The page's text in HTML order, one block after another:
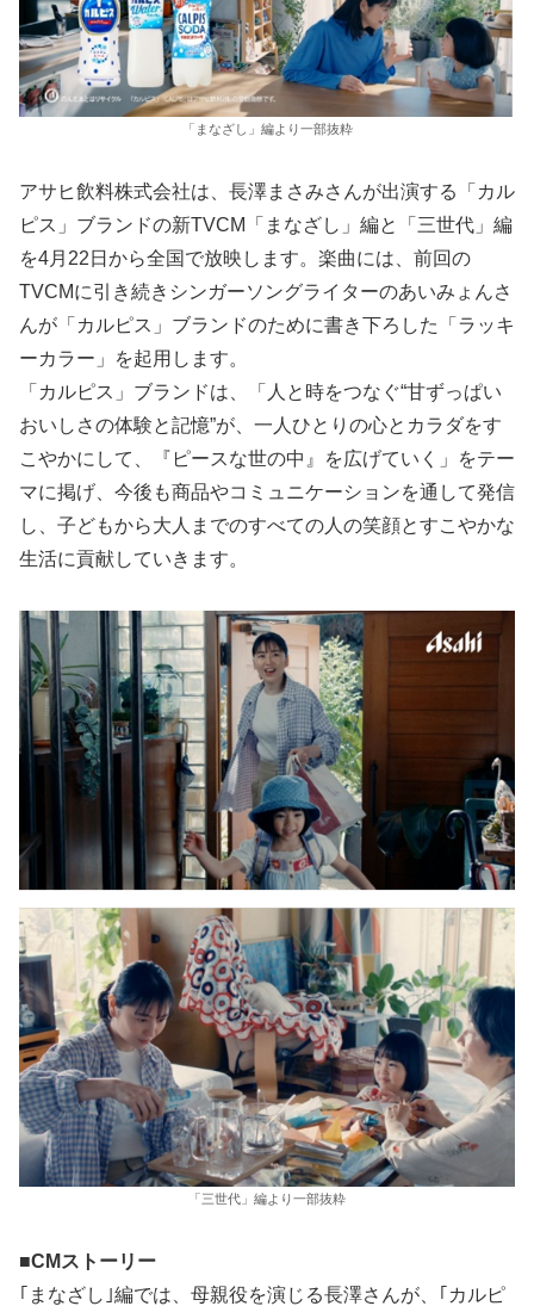
「まなざし」編より一部抜粋
アサヒ飲料株式会社は、長澤まさみさんが出演する「カル
ピス」ブランドの新TVCM「まなざし」編と「三世代」編
を4月22日から全国で放映します。楽曲には、前回の
TVCMに引き続きシンガーソングライターのあいみょんさ
んが「カルピス」ブランドのために書き下ろした「ラッキ
ーカラー」を起用します。
「カルピス」ブランドは、「人と時をつなぐ“甘ずっぱい
おいしさの体験と記憶”が、一人ひとりの心とカラダをす
こやかにして、『ピースな世の中』を広げていく」をテー
マに掲げ、今後も商品やコミュニケーションを通して発信
し、子どもから大人までのすべての人の笑顔とすこやかな
生活に貢献していきます。
「三世代」編より一部抜粋
■CMストーリー
｢まなざし｣編では、母親役を演じる長澤さんが、｢カルピ